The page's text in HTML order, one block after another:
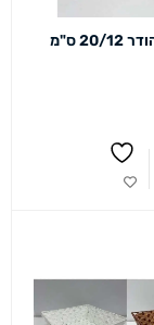
כתר פח מהודר 20/12 ס"מ